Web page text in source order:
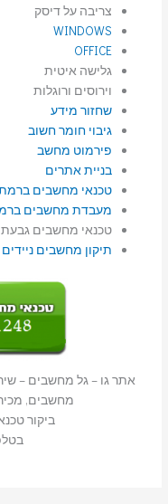
צריבה על דיסק
WINDOWS
OFFICE
גלישה איטית
וירוסים ורוגלות
שחזור מידע
גיבוי חומר חשוב
פירמוט מחשב
בניית אתרים
טכנאי מחשבים
מעבדת מחשבים
טכנאי מחשבים
תיקון מחשבים ניידים
אתר גו – גל מחשבים –
מחשבים,
ביקור טכנאי
בטלפון